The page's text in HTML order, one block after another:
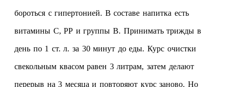
бороться с гипертонией. В составе напитка есть
витамины С, РР и группы В. Принимать трижды в
день по 1 ст. л. за 30 минут до еды. Курс очистки
свекольным квасом равен 3 литрам, затем делают
перерыв на 3 месяца и повторяют курс заново. Но